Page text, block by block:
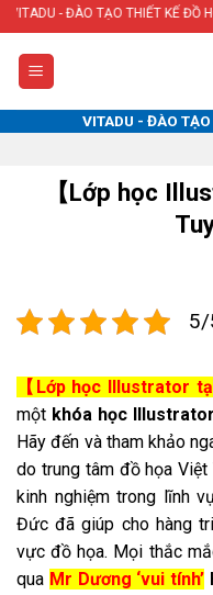
Skip
to
content
TẠO THIẾT KẾ ĐỒ HỌA 2D 3D,
VITADU - ĐÀO
【Lớp học
5/
【Lớp học Illustrator
một khóa học
Hãy đến và tham khảo
do trung tâm đồ họa
kinh nghiệm trong lĩnh
Đức đã giúp cho hàng
vực đồ họa. Mọi thắc
qua Mr Dương ‘vui tính’